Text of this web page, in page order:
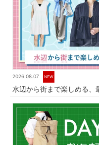
2026.08.07 NEW
水辺から街まで楽しめる、